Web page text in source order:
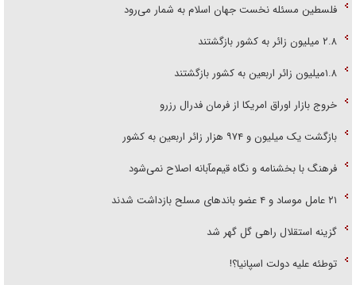
فلسطین مسئله نخست جهان اسلام به شمار می‌رود
۲.۸ میلیون زائر به کشور بازگشتند
۱.۸میلیون زائر اربعین به کشور بازگشتند
خروج بازار اوراق امریکا از فرمان فدرال رزرو
بازگشت یک میلیون و ۹۷۴ هزار زائر اربعین به کشور
فرهنگ با بخشنامه و نگاه قیم‌مآبانه اصلاح نمی‌شود
۲۱ عامل موساد و ۴ عضو باند‌های مسلح بازداشت شدند
گزینه استقلال راهی گل گهر شد
توطئه علیه دولت اسپانیا؟!